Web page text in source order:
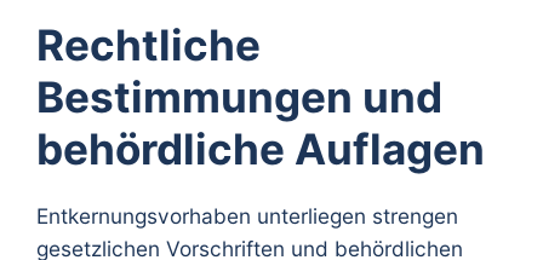
Rechtliche
Bestimmungen und
behördliche Auflagen
Entkernungsvorhaben unterliegen strengen
gesetzlichen Vorschriften und behördlichen